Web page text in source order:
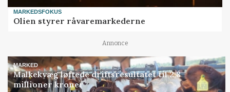
MARKEDSFOKUS
Olien styrer råvaremarkederne
Annonce
MARKED
Malkekvæg løftede driftsresultatet til 2,8
millioner kroner